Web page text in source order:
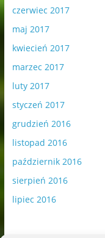
czerwiec 2017
maj 2017
kwiecień 2017
marzec 2017
luty 2017
styczeń 2017
grudzień 2016
listopad 2016
październik 2016
sierpień 2016
lipiec 2016